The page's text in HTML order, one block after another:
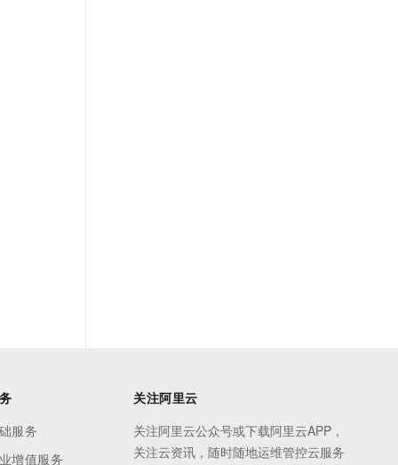
服务
增值服务
关注阿里云
关注阿里云公众号或下载阿里云APP，
关注云资讯，随时随地运维管控云服务